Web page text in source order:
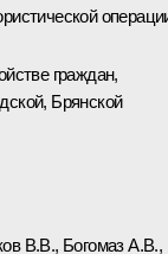
граждан,
Брянской
В.В., Богомаз А.В.,